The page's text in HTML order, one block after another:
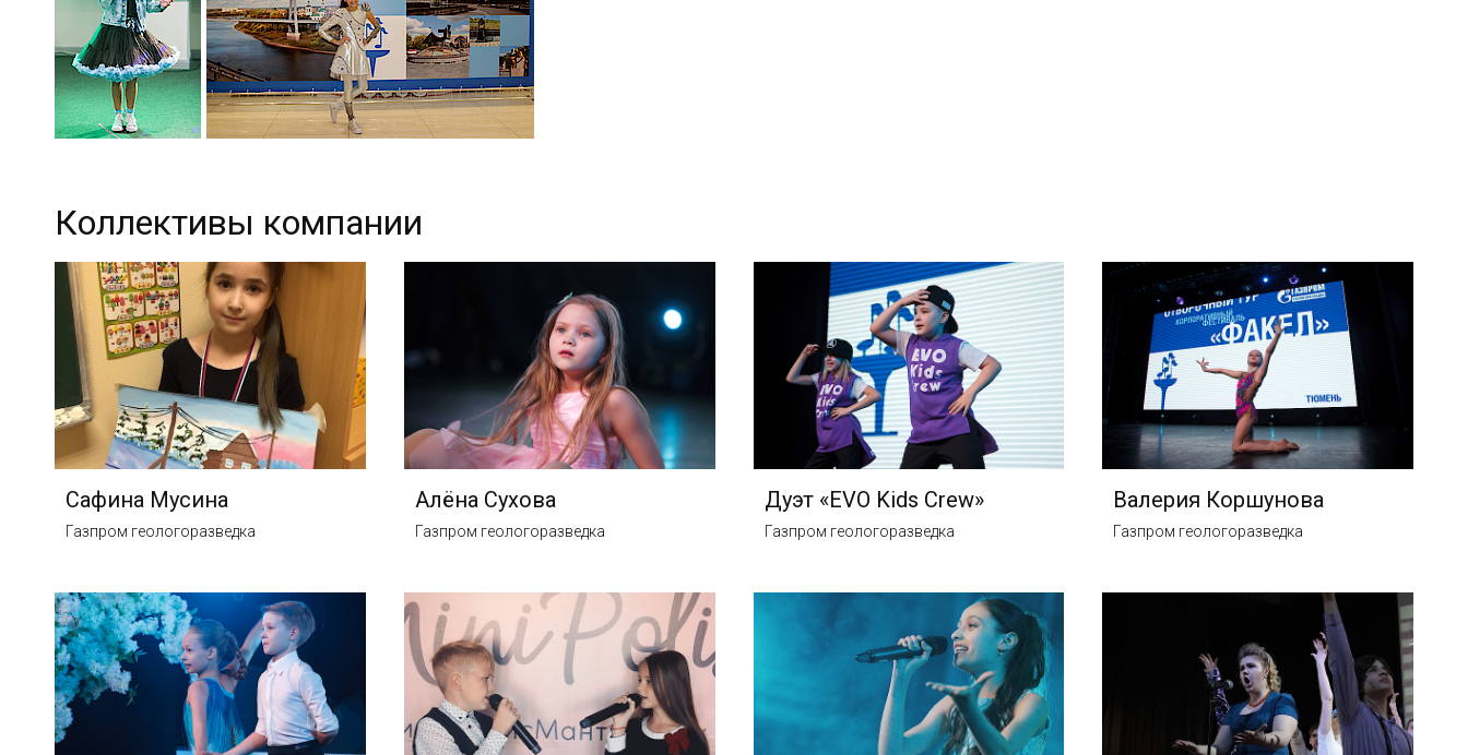
Коллективы компании
Сафина Мусина
Газпром геологоразведка
Алёна Сухова
Газпром геологоразведка
Дуэт «EVO Kids Crew»
Газпром геологоразведка
Валерия Коршунова
Газпром геологоразведка